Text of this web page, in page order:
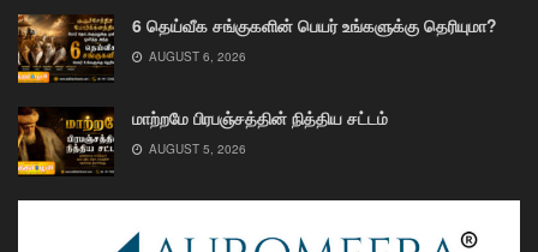
6 தெய்வீக சங்குகளின் பெயர் உங்களுக்கு தெரியுமா?
AUGUST 6, 2026
மாற்றமே பிரபஞ்சத்தின் நித்திய சட்டம்
AUGUST 5, 2026